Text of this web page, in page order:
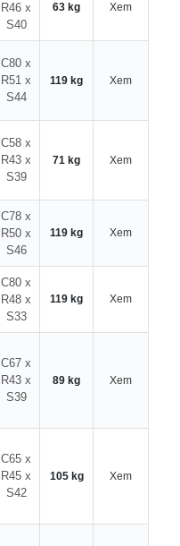
R46 x
S40
63 kg Xem
C80 x
R51 x
S44
119 kg Xem
C58 x
R43 x
S39
71 kg Xem
C78 x
R50 x
S46
119 kg Xem
C80 x
R48 x
S33
119 kg Xem
C67 x
R43 x
S39
89 kg Xem
C65 x
R45 x
S42
105 kg Xem